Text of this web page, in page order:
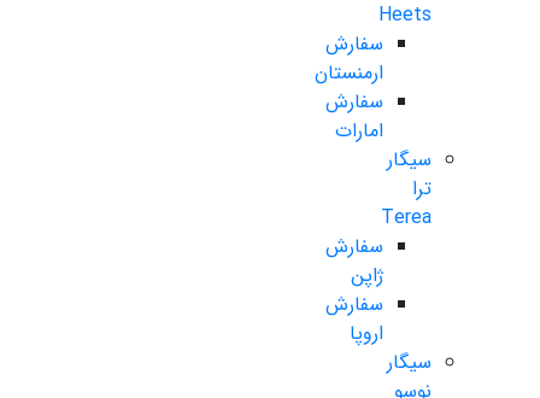
Heets
سفارش
ارمنستان
سفارش
امارات
سیگار
ترا
Terea
سفارش
ژاپن
سفارش
اروپا
سیگار
نوسو